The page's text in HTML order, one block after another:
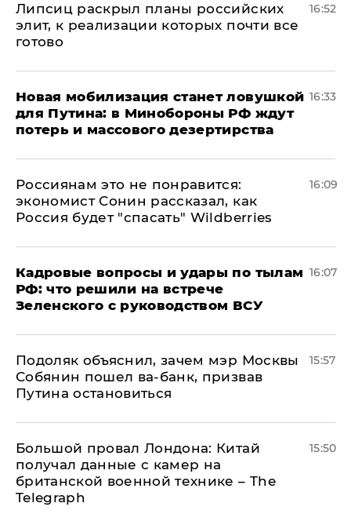
Липсиц раскрыл планы российских
элит, к реализации которых почти все
готово
16:52
​Новая мобилизация станет ловушкой
для Путина: в Минобороны РФ ждут
потерь и массового дезертирства
16:33
Россиянам это не понравится:
экономист Сонин рассказал, как
Россия будет "спасать" Wildberries
16:09
Кадровые вопросы и удары по тылам
РФ: что решили на встрече
Зеленского с руководством ВСУ
16:07
Подоляк объяснил, зачем мэр Москвы
Собянин пошел ва-банк, призвав
Путина остановиться
15:57
Большой провал Лондона: Китай
получал данные с камер на
британской военной технике – The
Telegraph
15:50